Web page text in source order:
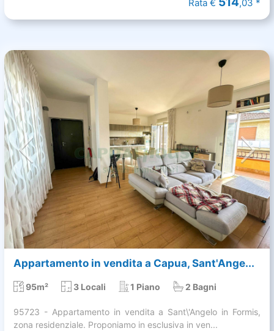
Rata € ,03 *
Appartamento in vendita a Capua, Sant'Ange...
95m² 3 Locali 1 Piano 2 Bagni
95723 - Appartamento in vendita a Sant\'Angelo in Formis,
zona residenziale. Proponiamo in esclusiva in ven...